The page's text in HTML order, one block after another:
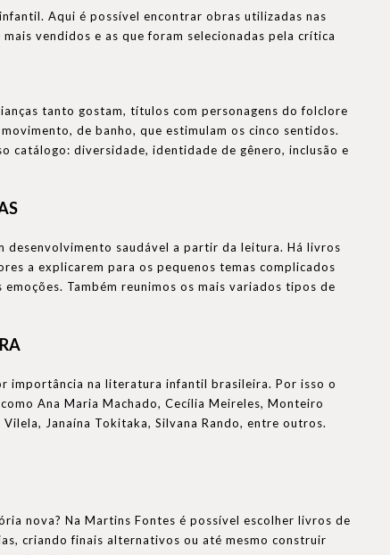
Aqui é possível encontrar obras utilizadas nas
vendidos e as que foram selecionadas pela crítica
tanto gostam, títulos com personagens do folclore
de banho, que estimulam os cinco sentidos.
catálogo: diversidade, identidade de gênero, inclusão e
desenvolvimento saudável a partir da leitura. Há livros
a explicarem para os pequenos temas complicados
Também reunimos os mais variados tipos de
importância na literatura infantil brasileira. Por isso o
Ana Maria Machado, Cecília Meireles, Monteiro
Janaína Tokitaka, Silvana Rando, entre outros.
nova? Na Martins Fontes é possível escolher livros de
criando finais alternativos ou até mesmo construir